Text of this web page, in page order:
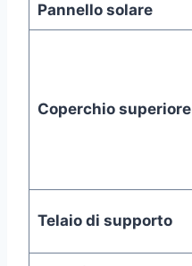
Pannello solare
Coperchio superiore
Telaio di supporto